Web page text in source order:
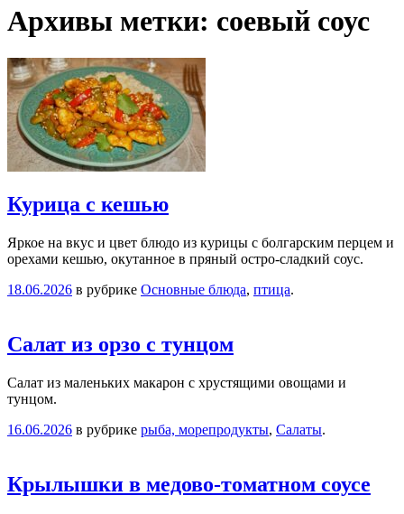
Архивы метки: соевый соус
Курица с кешью
Яркое на вкус и цвет блюдо из курицы с болгарским перцем и
орехами кешью, окутанное в пряный остро-сладкий соус.
18.06.2026 в рубрике Основные блюда, птица.
Салат из орзо с тунцом
Салат из маленьких макарон с хрустящими овощами и
тунцом.
16.06.2026 в рубрике рыба, морепродукты, Салаты.
Крылышки в медово-томатном соусе